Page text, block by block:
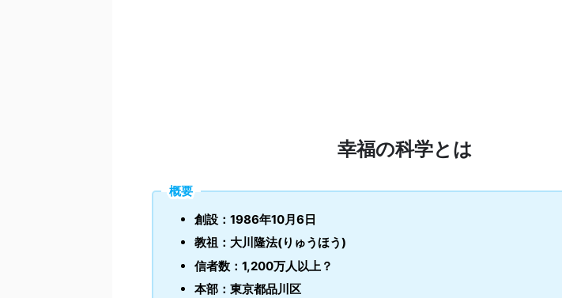
幸福の科学とは
概要
創設：1986年10月6日
教祖：大川隆法(りゅうほう)
信者数：1,200万人以上？
本部：東京都品川区